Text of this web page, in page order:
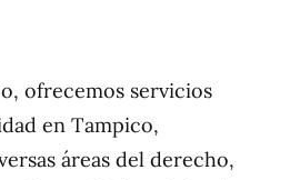
ofrecemos servicios
en Tampico,
áreas del derecho,